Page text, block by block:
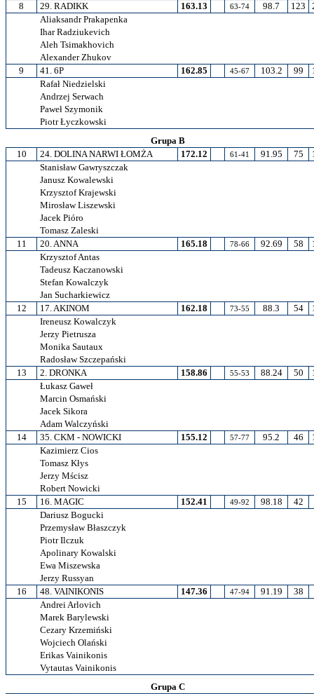
8
29. RADIKK 163.13 63-74 98.7 123
Aliaksandr Prakapenka
Ihar Radziukevich
Aleh Tsimakhovich
Alexander Zhukov
9
41. 6P 162.85 45-67 103.2 99
Rafał Niedzielski
Andrzej Serwach
Paweł Szymonik
Piotr Łyczkowski
Grupa B
10
24. DOLINA NARWI ŁOMŻA 172.12 61-41 91.95 75
Stanisław Gawryszczak
Janusz Kowalewski
Krzysztof Krajewski
Mirosław Liszewski
Jacek Pióro
Tomasz Zaleski
11
20. ANNA 165.18 78-66 92.69 58
Krzysztof Antas
Tadeusz Kaczanowski
Stefan Kowalczyk
Jan Sucharkiewicz
12
17. AKINOM 162.18 73-55 88.3 54
Ireneusz Kowalczyk
Jerzy Pietrusza
Monika Sautaux
Radosław Szczepański
13
2. DRONKA 158.86 55-53 88.24 50
Łukasz Gaweł
Marcin Osmański
Jacek Sikora
Adam Walczyński
14
35. CKM - NOWICKI 155.12 57-77 95.2 46
Kazimierz Cios
Tomasz Kłys
Jerzy Mścisz
Robert Nowicki
15
16. MAGIC 152.41 49-92 98.18
42
Dariusz Bogucki
Przemysław Błaszczyk
Piotr Ilczuk
Apolinary Kowalski
Ewa Miszewska
Jerzy Russyan
16
48. VAINIKONIS 147.36 47-94 91.19
38
Andrei Arlovich
Marek Barylewski
Cezary Krzemiński
Wojciech Olański
Erikas Vainikonis
Vytautas Vainikonis
Grupa C